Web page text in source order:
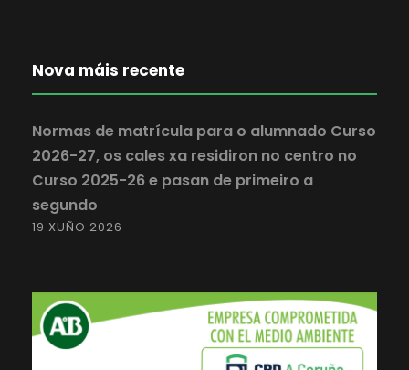
Nova máis recente
Normas de matrícula para o alumnado Curso
2026-27, os cales xa residiron no centro no
Curso 2025-26 e pasan de primeiro a
segundo
19 XUÑO 2026